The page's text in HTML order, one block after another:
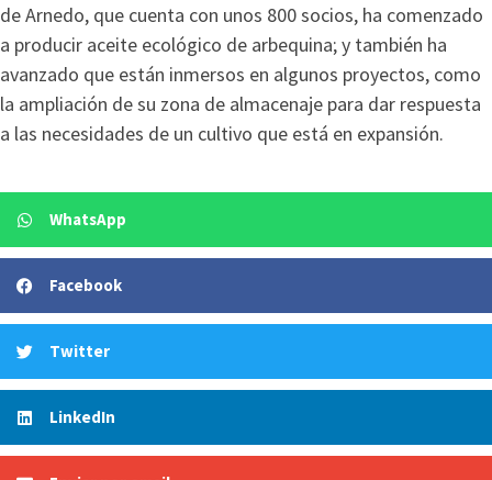
de Arnedo, que cuenta con unos 800 socios, ha comenzado
a producir aceite ecológico de arbequina; y también ha
avanzado que están inmersos en algunos proyectos, como
la ampliación de su zona de almacenaje para dar respuesta
a las necesidades de un cultivo que está en expansión.
WhatsApp
Facebook
Twitter
LinkedIn